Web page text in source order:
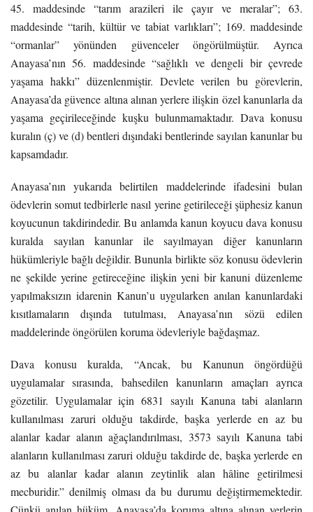
45. maddesinde “tarım arazileri ile çayır ve meralar”; 63.
maddesinde “tarih, kültür ve tabiat varlıkları”; 169. maddesinde
“ormanlar” yönünden güvenceler öngörülmüştür. Ayrıca
Anayasa’nın 56. maddesinde “sağlıklı ve dengeli bir çevrede
yaşama hakkı” düzenlenmiştir. Devlete verilen bu görevlerin,
Anayasa’da güvence altına alınan yerlere ilişkin özel kanunlarla da
yaşama geçirileceğinde kuşku bulunmamaktadır. Dava konusu
kuralın (ç) ve (d) bentleri dışındaki bentlerinde sayılan kanunlar bu
kapsamdadır.
Anayasa’nın yukarıda belirtilen maddelerinde ifadesini bulan
ödevlerin somut tedbirlerle nasıl yerine getirileceği şüphesiz kanun
koyucunun takdirindedir. Bu anlamda kanun koyucu dava konusu
kuralda sayılan kanunlar ile sayılmayan diğer kanunların
hükümleriyle bağlı değildir. Bununla birlikte söz konusu ödevlerin
ne şekilde yerine getireceğine ilişkin yeni bir kanuni düzenleme
yapılmaksızın idarenin Kanun’u uygularken anılan kanunlardaki
kısıtlamaların dışında tutulması, Anayasa’nın sözü edilen
maddelerinde öngörülen koruma ödevleriyle bağdaşmaz.
Dava konusu kuralda, “Ancak, bu Kanunun öngördüğü
uygulamalar sırasında, bahsedilen kanunların amaçları ayrıca
gözetilir. Uygulamalar için 6831 sayılı Kanuna tabi alanların
kullanılması zaruri olduğu takdirde, başka yerlerde en az bu
alanlar kadar alanın ağaçlandırılması, 3573 sayılı Kanuna tabi
alanların kullanılması zaruri olduğu takdirde de, başka yerlerde en
az bu alanlar kadar alanın zeytinlik alan hâline getirilmesi
mecburidir.” denilmiş olması da bu durumu değiştirmemektedir.